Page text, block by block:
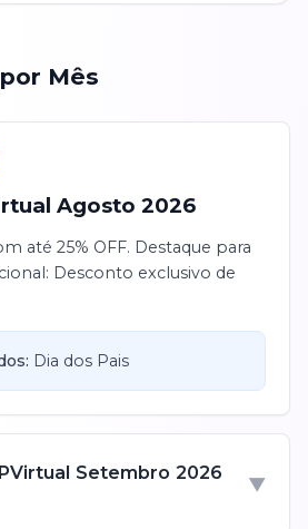
Mês
Agosto 2026
até 25% OFF. Destaque para
Desconto exclusivo de
Dia dos Pais
Setembro 2026
▼